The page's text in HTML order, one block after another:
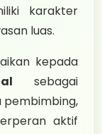
karakter
luas.
kepada
sebagai
pembimbing,
aktif